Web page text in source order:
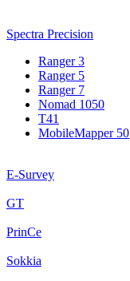
Spectra Precision
Ranger 3
Ranger 5
Ranger 7
Nomad 1050
T41
MobileMapper 50
E-Survey
GT
PrinCe
Sokkia